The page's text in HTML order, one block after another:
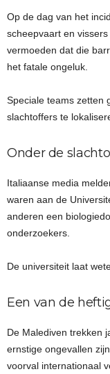
Op de dag van het
scheepvaart en
vermoeden dat die
het fatale ongeluk.
Speciale teams zetten
slachtoffers te
Onder de
Italiaanse media
waren aan de
anderen een
onderzoekers.
De universiteit laat
Een van de
De Malediven trekken
ernstige ongevallen
voorval internationaal